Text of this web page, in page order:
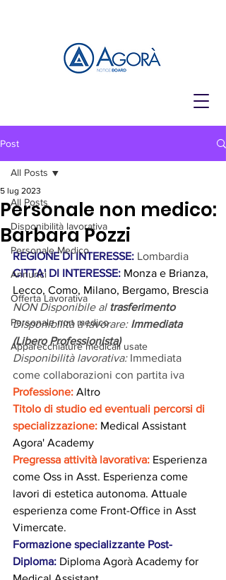
Post
All Posts
Disponibilità lavorativa
Personale Medico
Annunci
Offerta Lavorativa
Personale non medico
Apparecchiature medicali usate
All Posts
Personale non medico:
Barbara Pozzi
5 lug 2023
REGIONE DI INTERESSE: Lombardia
CITTA' DI INTERESSE: Monza e Brianza,
Lecco, Como, Milano, Bergamo, Brescia
NON Disponibile al trasferimento
Disponibilità a lavorare: Immediata
(Libero Professionista)
Disponibilità lavorativa: Immediata
come collaborazioni con partita iva
Professione: Altro
Titolo di studio ed eventuali percorsi di
specializzazione: Medical Assistant
Agora' Academy
Pregressa attività lavorativa: Esperienza
come Oss in Asst. Esperienza come
lavori di estetica autonoma. Attuale
esperienza come Front-Office in Asst
Vimercate.
Formazione specializzante Post-
Diploma: Diploma Agorà Academy for